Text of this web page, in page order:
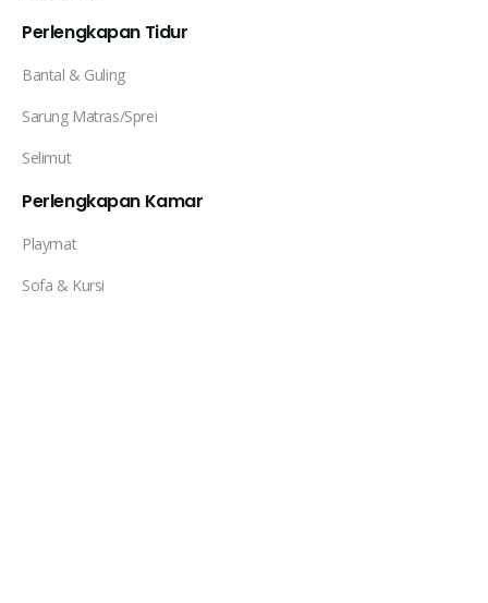
Perlengkapan Tidur
Bantal & Guling
Sarung Matras/Sprei
Selimut
Perlengkapan Kamar
Playmat
Sofa & Kursi